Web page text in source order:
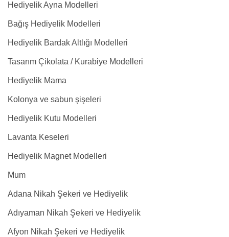
Hediyelik Ayna Modelleri
Bağış Hediyelik Modelleri
Hediyelik Bardak Altlığı Modelleri
Tasarım Çikolata / Kurabiye Modelleri
Hediyelik Mama
Kolonya ve sabun şişeleri
Hediyelik Kutu Modelleri
Lavanta Keseleri
Hediyelik Magnet Modelleri
Mum
Adana Nikah Şekeri ve Hediyelik
Adıyaman Nikah Şekeri ve Hediyelik
Afyon Nikah Şekeri ve Hediyelik